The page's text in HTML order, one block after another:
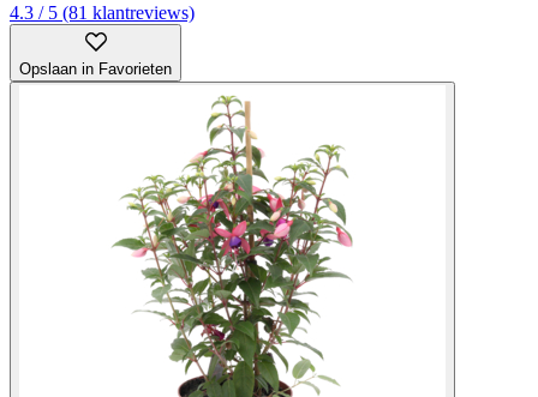
4.3 / 5 (81 klantreviews)
Opslaan in Favorieten